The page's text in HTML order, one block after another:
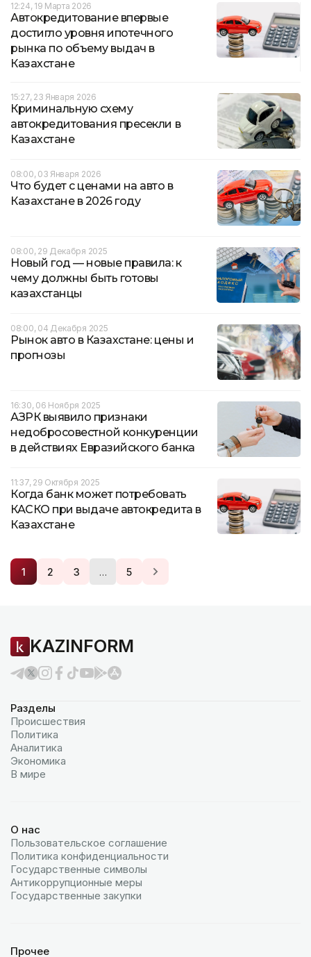
12:24, 19 Марта 2026
Автокредитование впервые
достигло уровня ипотечного
рынка по объему выдач в
Казахстане
15:27, 23 Января 2026
Криминальную схему
автокредитования пресекли в
Казахстане
08:00, 03 Января 2026
Что будет с ценами на авто в
Казахстане в 2026 году
08:00, 29 Декабря 2025
Новый год — новые правила: к
чему должны быть готовы
казахстанцы
08:00, 04 Декабря 2025
Рынок авто в Казахстане: цены и
прогнозы
16:30, 06 Ноября 2025
АЗРК выявило признаки
недобросовестной конкуренции
в действиях Евразийского банка
11:37, 29 Октября 2025
Когда банк может потребовать
КАСКО при выдаче автокредита в
Казахстане
1 2 3 … 5
KAZINFORM
Разделы
Происшествия
Политика
Аналитика
Экономика
В мире
О нас
Пользовательское соглашение
Политика конфиденциальности
Государственные символы
Антикоррупционные меры
Государственные закупки
Прочее